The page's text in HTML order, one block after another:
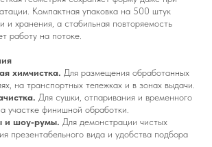
Компактная упаковка на 500 штук
и хранения, а стабильная повторяемость
работу на потоке.
химчистка. Для размещения обработанных
на транспортных тележках и в зонах выдачи.
Для сушки, отпаривания и временного
участке финишной обработки.
и шоу‑румы. Для демонстрации чистых
презентабельного вида и удобства подбора